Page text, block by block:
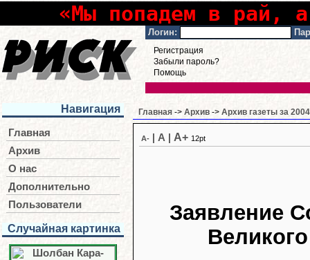
«Мы попадем в рай,
Логин:
Регистрация
Забыли пароль?
Помощь
Навигация
Главная
Архив
О нас
Дополнительно
Пользователи
Случайная картинка
Главная -> Архив -> Архив газеты за
A- A A+ 12pt
Заявление